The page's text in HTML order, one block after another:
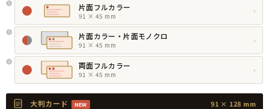
片面フルカラー
91 × 45 mm
›
片面カラー・片面モノクロ
91 × 45 mm
›
両面フルカラー
91 × 45 mm
›
大判カード NEW 91 × 128 mm